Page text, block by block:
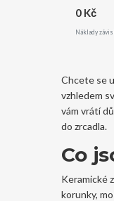
0 Kč
Náklady
Chcete se
vzhledem
vám vrátí
do zrcadla.
Co
Keramické
korunky,